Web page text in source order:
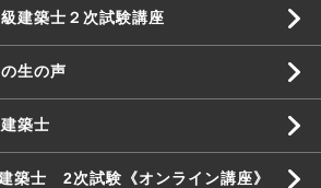
建築士２次試験講座
生の声
築士
士 2次試験《オンライン講座》